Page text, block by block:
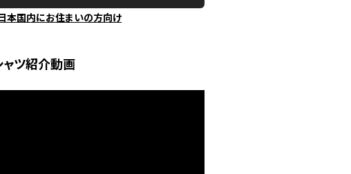
本国内にお住まいの方向け
ャツ紹介動画